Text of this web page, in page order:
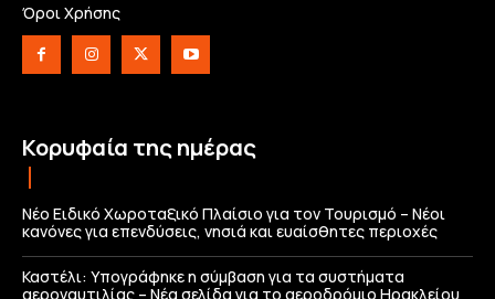
Όροι Χρήσης
Κορυφαία της ημέρας
Νέο Ειδικό Χωροταξικό Πλαίσιο για τον Τουρισμό – Νέοι
κανόνες για επενδύσεις, νησιά και ευαίσθητες περιοχές
Καστέλι: Υπογράφηκε η σύμβαση για τα συστήματα
αεροναυτιλίας – Νέα σελίδα για το αεροδρόμιο Ηρακλείου